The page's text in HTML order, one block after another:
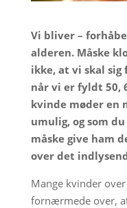
Vi bliver –
alderen. Måske
ikke, at vi skal
når vi er fyldt 50,
kvinde møder en
umulig, og som
måske give ham
over det
Mange kvinder
fornærmede over,